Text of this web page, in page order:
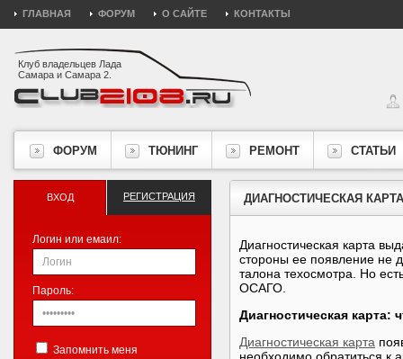
ГЛАВНАЯ ФОРУМ О САЙТЕ КОНТАКТЫ
Клуб владельцев Лада
Самара и Самара 2.
ФОРУМ ТЮНИНГ РЕМОНТ СТАТЬИ
ДИАГНОСТИЧЕСКАЯ
Диагностическая карта
стороны ее появление не
талона техосмотра. Но
ОСАГО.
Диагностическая карта:
Диагностическая карта
ВХОД РЕГИСТРАЦИЯ
Логин или емаил:
Пароль:
Запомнить меня